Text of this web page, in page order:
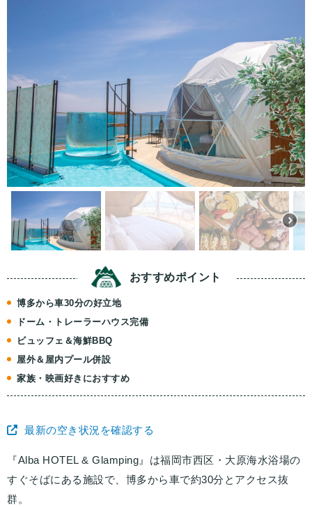
おすすめポイント
博多から車30分の好立地
ドーム・トレーラーハウス完備
ビュッフェ＆海鮮BBQ
屋外＆屋内プール併設
家族・映画好きにおすすめ
最新の空き状況を確認する
『Alba HOTEL & Glamping』は福岡市西区・大原海水浴場の
すぐそばにある施設で、博多から車で約30分とアクセス抜
群。